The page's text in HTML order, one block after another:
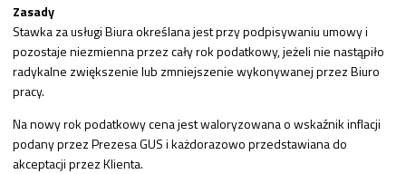
Zasady
Stawka za usługi Biura określana jest przy podpisywaniu umowy i
pozostaje niezmienna przez cały rok podatkowy, jeżeli nie nastąpiło
radykalne zwiększenie lub zmniejszenie wykonywanej przez Biuro
pracy.
Na nowy rok podatkowy cena jest waloryzowana o wskaźnik inflacji
podany przez Prezesa GUS i każdorazowo przedstawiana do
akceptacji przez Klienta.